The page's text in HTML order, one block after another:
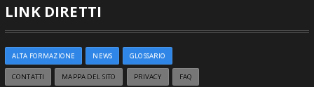
LINK DIRETTI
ALTA FORMAZIONE NEWS GLOSSARIO
CONTATTI MAPPA DEL SITO PRIVACY FAQ